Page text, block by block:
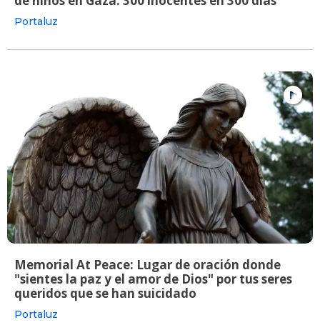
Portaluz
Memorial At Peace: Lugar de oración donde
"sientes la paz y el amor de Dios" por tus seres
queridos que se han suicidado
Portaluz